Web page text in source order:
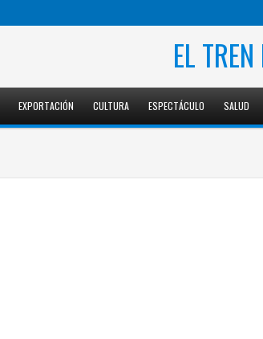
EL
EXPORTACIÓN CULTURA ESPECTÁCULO SALUD